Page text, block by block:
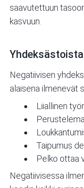
saavutettuun
kasvuun.
Negatiivisen
alaisena ilmenevät
Liiallinen
Taipumus
Pelko ottaa
Negatiivisessa